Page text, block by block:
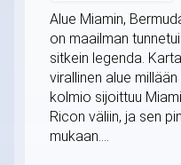
Alue Miamin,
on maailman
sitkein legenda.
virallinen alue
kolmio sijoittuu
Ricon väliin, ja sen
mukaan....